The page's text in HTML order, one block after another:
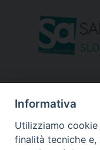
Informativa
Utilizziamo
finalità tecniche